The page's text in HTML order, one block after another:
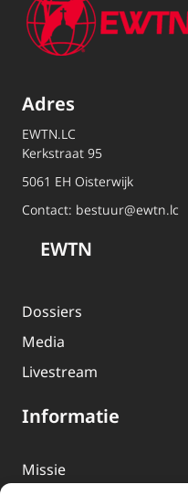
Adres
EWTN.LC
Kerkstraat 95
5061 EH Oisterwijk
Contact: bestuur@ewtn.lc
EWTN
Dossiers
Media
Livestream
Informatie
Missie